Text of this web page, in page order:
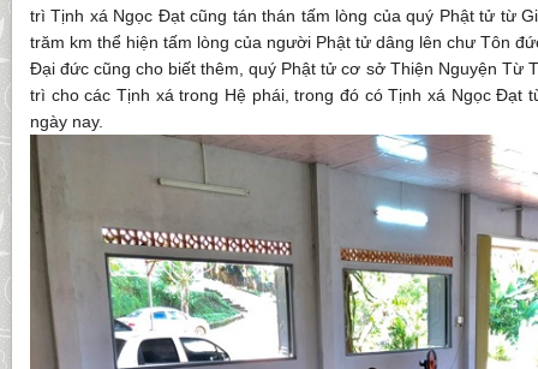
trì Tịnh xá Ngọc Đạt cũng tán thán tấm lòng của quý Phật tử từ
trăm km thể hiện tấm lòng của người Phật tử dâng lên chư Tôn
Đại đức cũng cho biết thêm, quý Phật tử cơ sở Thiện Nguyện Từ
trì cho các Tịnh xá trong Hệ phái, trong đó có Tịnh xá Ngọc Đạt
ngày nay.